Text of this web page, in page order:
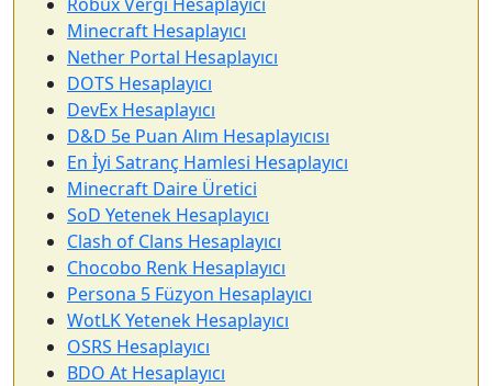
Minecraft Hesaplayıcı
Nether Portal Hesaplayıcı
DOTS Hesaplayıcı
DevEx Hesaplayıcı
D&D 5e Puan Alım Hesaplayıcısı
En İyi Satranç Hamlesi Hesaplayıcı
Minecraft Daire Üretici
SoD Yetenek Hesaplayıcı
Clash of Clans Hesaplayıcı
Chocobo Renk Hesaplayıcı
Persona 5 Füzyon Hesaplayıcı
WotLK Yetenek Hesaplayıcı
OSRS Hesaplayıcı
BDO At Hesaplayıcı